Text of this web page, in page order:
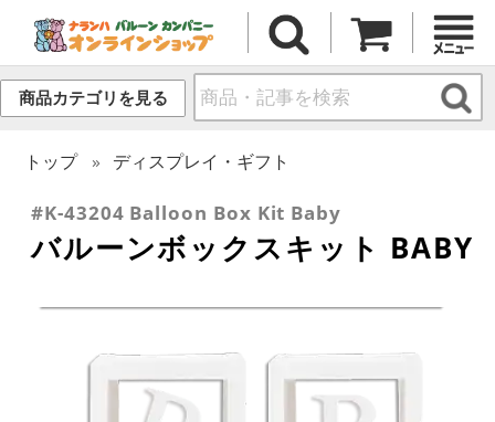
商品カテゴリを見る
トップ ディスプレイ・ギフト
#K-43204 Balloon Box Kit Baby
バルーンボックスキット BABY